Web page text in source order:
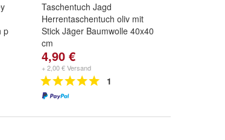
p
Taschentuch Jagd
Herrentaschentuch oliv mit
Stick Jäger Baumwolle 40x40
cm
4,90 €
+ 2,00 € Versand
1